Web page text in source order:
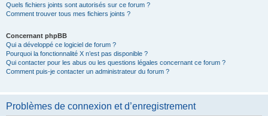
Quels fichiers joints sont autorisés sur ce forum ?
Comment trouver tous mes fichiers joints ?
Concernant phpBB
Qui a développé ce logiciel de forum ?
Pourquoi la fonctionnalité X n’est pas disponible ?
Qui contacter pour les abus ou les questions légales concernant ce forum ?
Comment puis-je contacter un administrateur du forum ?
Problèmes de connexion et d’enregistrement